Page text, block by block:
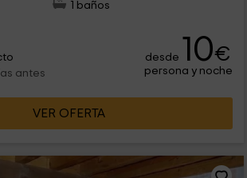
1 baños
antes
desde 10€
persona y noche
VER OFERTA